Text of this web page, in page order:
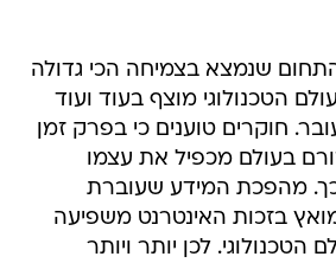
התחום שנמצא בצמיחה הכי גדולה
הטכנולוגי מוצף בעוד ועוד
חוקרים טוענים כי בפרק זמן
בעולם מכפיל את עצמו
מהפכת המידע שעוברת
בזכות האינטרנט משפיעה
הטכנולוגי. לכן יותר ויותר